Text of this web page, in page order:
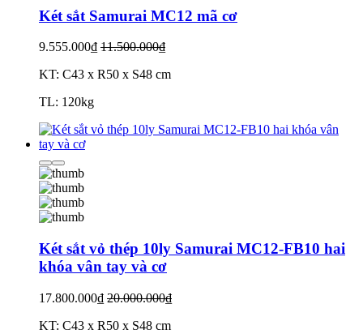
Két sắt Samurai MC12 mã cơ
9.555.000₫ 11.500.000₫
KT: C43 x R50 x S48 cm
TL: 120kg
Két sắt vỏ thép 10ly Samurai MC12-FB10 hai
khóa vân tay và cơ
17.800.000₫ 20.000.000₫
KT: C43 x R50 x S48 cm